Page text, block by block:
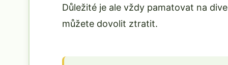
Důležité je ale vždy pamatovat na
můžete dovolit ztratit.